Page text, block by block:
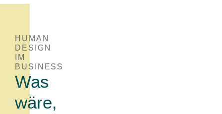
HUMAN
DESIGN
IM
BUSINESS
Was
wäre,